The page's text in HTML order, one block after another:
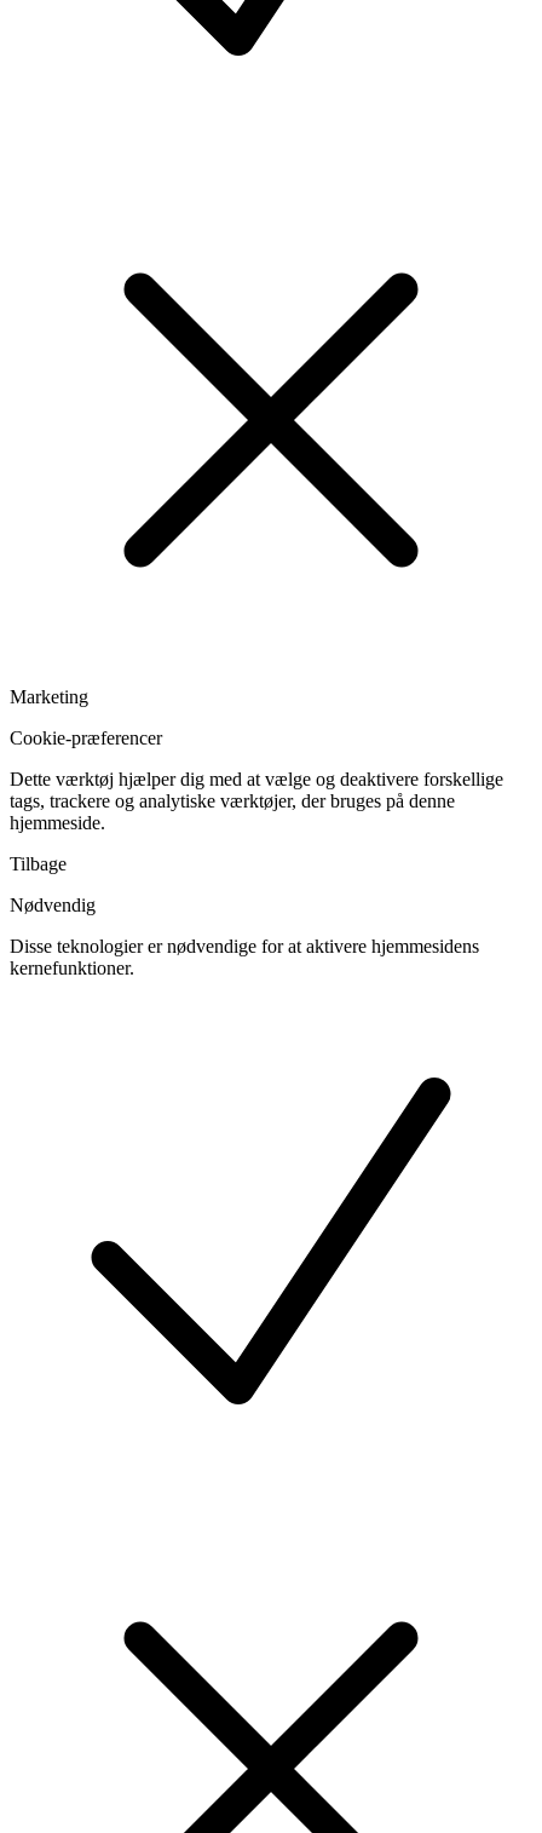
Marketing
Cookie-præferencer
Dette værktøj hjælper dig med at vælge og deaktivere forskellige
tags, trackere og analytiske værktøjer, der bruges på denne
hjemmeside.
Tilbage
Nødvendig
Disse teknologier er nødvendige for at aktivere hjemmesidens
kernefunktioner.